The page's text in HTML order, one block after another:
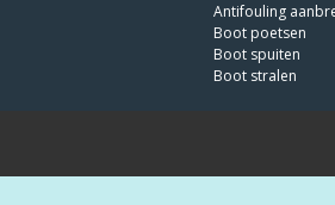
Antifouling
Boot poetsen
Boot spuiten
Boot stralen